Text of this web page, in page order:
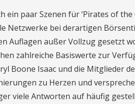
paar Szenen für ‘Pirates of the
Netzwerke bei derartigen
Auflagen außer Vollzug gesetzt
zahlreiche Basiswerte zur
Boone Isaac und die Mitglieder
zu Herzen und
viele Antworten auf häufig